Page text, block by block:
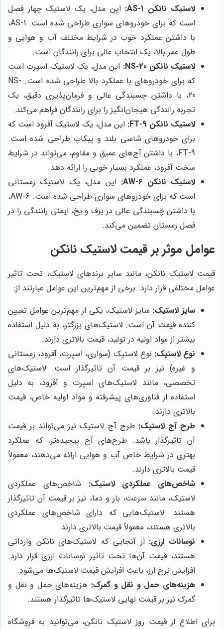
لاستیک نانکن AS-1:
این مدل، یک لاستیک چهار فصل
است که برای خودروهای سواری طراحی شده است. AS-1،
با داشتن عملکرد خوب در شرایط مختلف آب و هوایی و
طول عمر بالا، یک انتخاب عالی برای رانندگان است.
لاستیک نانکن NS-20:
این مدل، یک لاستیک اسپرت است
که برای خودروهای با عملکرد بالا طراحی شده است. NS-
20، با داشتن چسبندگی عالی و فرمان‌پذیری دقیق، یک
تجربه رانندگی هیجان‌انگیز را برای رانندگان فراهم می‌کند.
لاستیک نانکن FT-9:
این مدل، یک لاستیک آفرود است که
برای خودروهای شاسی بلند و پیکاپ طراحی شده است.
FT-9، با داشتن آج‌های عمیق و مقاوم، می‌تواند در شرایط
سخت آفرود، عملکرد بسیار خوبی را ارائه دهد.
لاستیک نانکن AW-6:
این مدل، یک لاستیک زمستانی
است که برای خودروهای سواری طراحی شده است. AW-6،
با داشتن چسبندگی عالی در برف و یخ، ایمنی رانندگی را در
فصل زمستان تضمین می‌کند.
عوامل موثر بر قیمت لاستیک نانکن
قیمت لاستیک نانکن، مانند سایر برندهای لاستیک، تحت تاثیر
عوامل مختلفی قرار دارد. برخی از مهم‌ترین این عوامل عبارتند از:
سایز لاستیک: سایز لاستیک، یکی از مهم‌ترین عوامل تعیین
کننده قیمت آن است. لاستیک‌های بزرگتر، به دلیل استفاده
بیشتر از مواد اولیه در تولید، قیمت بالاتری دارند.
نوع لاستیک: نوع لاستیک (سواری، اسپرت، آفرود، زمستانی
و غیره) نیز بر قیمت آن تاثیرگذار است. لاستیک‌های
تخصصی، مانند لاستیک‌های اسپرت و آفرود، به دلیل
استفاده از فناوری‌های پیشرفته و مواد اولیه خاص، قیمت
بالاتری دارند.
طرح آج لاستیک: طرح آج لاستیک نیز می‌تواند بر قیمت
آن تاثیرگذار باشد. طرح‌های آج پیچیده‌تر، که عملکرد
بهتری در شرایط خاص آب و هوایی ارائه می‌دهند، معمولاً
قیمت بالاتری دارند.
شاخص‌های عملکردی لاستیک: شاخص‌های عملکردی
لاستیک، مانند سرعت، بار و دما، نیز بر قیمت آن تاثیرگذار
هستند. لاستیک‌هایی که دارای شاخص‌های عملکردی
بالاتری هستند، معمولاً قیمت بالاتری دارند.
نوسانات ارزی: از آنجایی که لاستیک‌های نانکن وارداتی
هستند، قیمت آن‌ها تحت تاثیر نوسانات ارزی قرار دارد.
افزایش نرخ ارز، باعث افزایش قیمت لاستیک‌ها می‌شود.
هزینه‌های حمل و نقل و گمرک: هزینه‌های حمل و نقل و
گمرک نیز بر قیمت نهایی لاستیک‌ها تاثیرگذار هستند.
برای اطلاع از قیمت روز لاستیک نانکن، می‌توانید به فروشگاه